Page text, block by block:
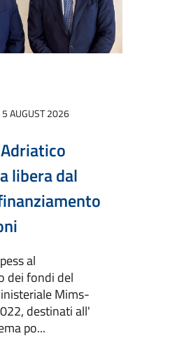
5 AUGUST 2026
libera dal
al
dei fondi del
Mims-
destinati all'
po...